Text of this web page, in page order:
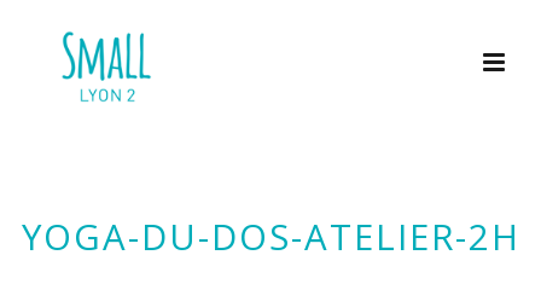
YOGA-DU-DOS-ATELIER-2H